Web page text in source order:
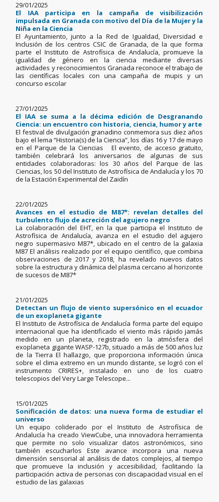
29/01/2025
El IAA participa en la campaña de visibilización
impulsada en Granada con motivo del Día de la Mujer y la
Niña en la Ciencia
El Ayuntamiento, junto a la Red de Igualdad, Diversidad e
Inclusión de los centros CSIC de Granada, de la que forma
parte el Instituto de Astrofísica de Andalucía, promueve la
igualdad de género en la ciencia mediante diversas
actividades y reconocimientos Granada reconoce el trabajo de
las científicas locales con una campaña de mupis y un
concurso escolar
27/01/2025
El IAA se suma a la décima edición de Desgranando
Ciencia: un encuentro con historia, ciencia, humor y arte
El festival de divulgación granadino conmemora sus diez años
bajo el lema “Historia(s) de la Ciencia”, los días 16 y 17 de mayo
en el Parque de la Ciencias El evento, de acceso gratuito,
también celebrará los aniversarios de algunas de sus
entidades colaboradoras: los 30 años del Parque de las
Ciencias, los 50 del Instituto de Astrofísica de Andalucía y los 70
de la Estación Experimental del Zaidín
22/01/2025
Avances en el estudio de M87*: revelan detalles del
turbulento flujo de acreción del agujero negro
La colaboración del EHT, en la que participa el Instituto de
Astrofísica de Andalucía, avanza en el estudio del agujero
negro supermasivo M87*, ubicado en el centro de la galaxia
M87 El análisis realizado por el equipo científico, que combina
observaciones de 2017 y 2018, ha revelado nuevos datos
sobre la estructura y dinámica del plasma cercano al horizonte
de sucesos de M87*
21/01/2025
Detectan un flujo de viento supersónico en el ecuador
de un exoplaneta gigante
El Instituto de Astrofísica de Andalucía forma parte del equipo
internacional que ha identificado el viento más rápido jamás
medido en un planeta, registrado en la atmósfera del
exoplaneta gigante WASP-127b, situado a más de 500 años luz
de la Tierra El hallazgo, que proporciona información única
sobre el clima extremo en un mundo distante, se logró con el
instrumento CRIRES+, instalado en uno de los cuatro
telescopios del Very Large Telescope...
15/01/2025
Sonificación de datos: una nueva forma de estudiar el
universo
Un equipo coliderado por el Instituto de Astrofísica de
Andalucía ha creado ViewCube, una innovadora herramienta
que permite no solo visualizar datos astronómicos, sino
también escucharlos Este avance incorpora una nueva
dimensión sensorial al análisis de datos complejos, al tiempo
que promueve la inclusión y accesibilidad, facilitando la
participación activa de personas con discapacidad visual en el
estudio de las galaxias